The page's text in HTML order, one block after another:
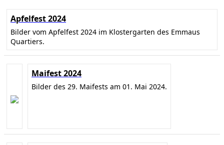
Apfelfest 2024
Bilder vom Apfelfest 2024 im Klostergarten des Emmaus
Quartiers.
Maifest 2024
Bilder des 29. Maifests am 01. Mai 2024.